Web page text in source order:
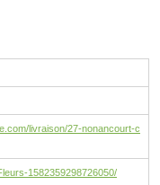
livraison/27-nonancourt-c
1582359298726050/